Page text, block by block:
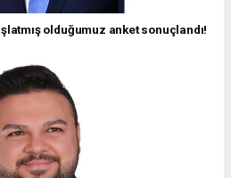
olduğumuz anket sonuçlandı!